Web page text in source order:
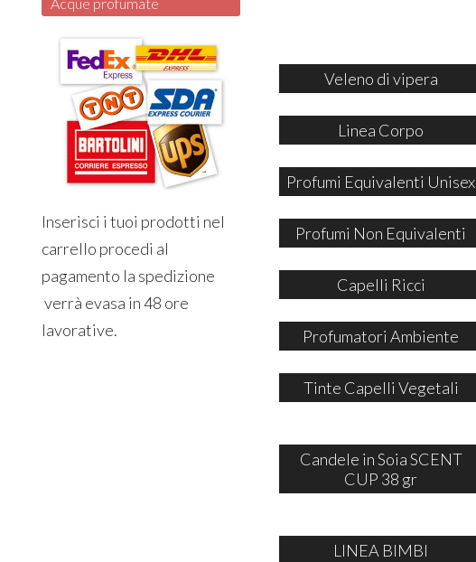
Veleno di vipera
Linea Corpo
Profumi Equivalenti Unisex
Profumi Non Equivalenti
Capelli Ricci
Profumatori Ambiente
Tinte Capelli Vegetali
Candele in Soia SCENT
CUP 38 gr
LINEA BIMBI
Acque profumate
Inserisci i tuoi prodotti nel
carrello procedi al
pagamento la spedizione
verrà evasa in 48 ore
lavorative.